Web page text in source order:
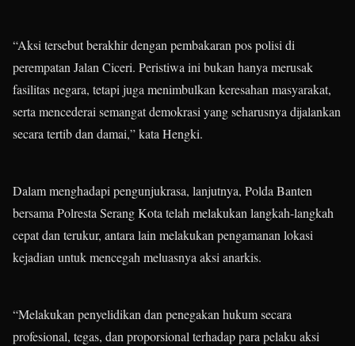
“Aksi tersebut berakhir dengan pembakaran pos polisi di
perempatan Jalan Ciceri. Peristiwa ini bukan hanya merusak
fasilitas negara, tetapi juga menimbulkan keresahan masyarakat,
serta mencederai semangat demokrasi yang seharusnya dijalankan
secara tertib dan damai,” kata Hengki.
Dalam menghadapi pengunjukrasa, lanjutnya, Polda Banten
bersama Polresta Serang Kota telah melakukan langkah-langkah
cepat dan terukur, antara lain melakukan pengamanan lokasi
kejadian untuk mencegah meluasnya aksi anarkis.
“Melakukan penyelidikan dan penegakan hukum secara
profesional, tegas, dan proporsional terhadap para pelaku aksi